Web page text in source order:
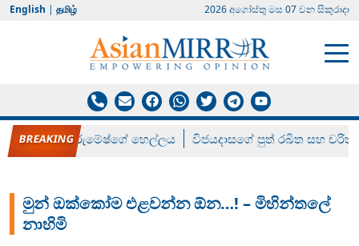
English | தமிழ் 2026 අගෝස්‍තු මස 07 වන සිකුරාදා
රන් ගෙනා රුමේෂ්ගේ හෙල්ලය විජයදාසගේ පුත් රඛිත සහ චරිත්
මුන් ඔක්කෝම එළවන්න ඕන…! – මිහින්තලේ
නාහිමි